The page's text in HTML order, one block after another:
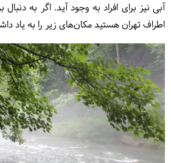
آبی نیز برای افراد به وجود آید. اگر به
اطراف تهران هستید مکان‌های زیر را به یاد